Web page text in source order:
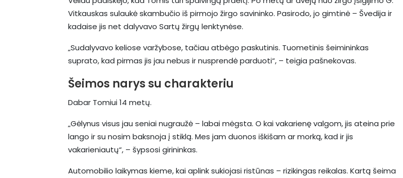
Vitkauskas sulaukė skambučio iš pirmojo žirgo savininko. Pasirodo, jo gimtinė – Švedija ir
kadaise jis net dalyvavo Sartų žirgų lenktynėse.
„Sudalyvavo keliose varžybose, tačiau atbėgo paskutinis. Tuometinis šeimininkas
suprato, kad pirmas jis jau nebus ir nusprendė parduoti“, – teigia pašnekovas.
Šeimos narys su charakteriu
Dabar Tomiui 14 metų.
„Gėlynus visus jau seniai nugraužė – labai mėgsta. O kai vakarienę valgom, jis ateina prie
lango ir su nosim baksnoja į stiklą. Mes jam duonos iškišam ar morką, kad ir jis
vakarieniautų“, – šypsosi girininkas.
Automobilio laikymas kieme, kai aplink sukiojasi ristūnas – rizikingas reikalas. Kartą šeima